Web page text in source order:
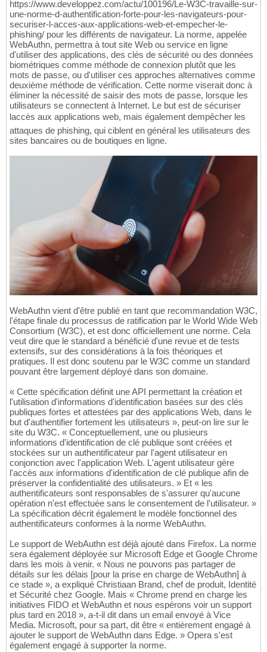
https://www.developpez.com/actu/100196/Le-W3C-travaille-sur-
une-norme-d-authentification-forte-pour-les-navigateurs-pour-
securiser-l-acces-aux-applications-web-et-empecher-le-
phishing/ pour les différents de navigateur. La norme, appelée
WebAuthn, permettra à tout site Web ou service en ligne
d'utiliser des applications, des clés de sécurité ou des données
biométriques comme méthode de connexion plutôt que les
mots de passe, ou d'utiliser ces approches alternatives comme
deuxième méthode de vérification. Cette norme viserait donc à
éliminer la nécessité de saisir des mots de passe, lorsque les
utilisateurs se connectent à Internet. Le but est de sécuriser
laccès aux applications web, mais également dempêcher les
attaques de phishing, qui ciblent en général les utilisateurs des
sites bancaires ou de boutiques en ligne.
WebAuthn vient d'être publié en tant que recommandation W3C,
l'étape finale du processus de ratification par le World Wide Web
Consortium (W3C), et est donc officiellement une norme. Cela
veut dire que le standard a bénéficié d'une revue et de tests
extensifs, sur des considérations à la fois théoriques et
pratiques. Il est donc soutenu par le W3C comme un standard
pouvant être largement déployé dans son domaine.
« Cette spécification définit une API permettant la création et
l'utilisation d'informations d'identification basées sur des clés
publiques fortes et attestées par des applications Web, dans le
but d'authentifier fortement les utilisateurs », peut-on lire sur le
site du W3C. « Conceptuellement, une ou plusieurs
informations d'identification de clé publique sont créées et
stockées sur un authentificateur par l'agent utilisateur en
conjonction avec l'application Web. L'agent utilisateur gère
l'accès aux informations d'identification de clé publique afin de
préserver la confidentialité des utilisateurs. » Et « les
authentificateurs sont responsables de s'assurer qu'aucune
opération n'est effectuée sans le consentement de l'utilisateur. »
La spécification décrit également le modèle fonctionnel des
authentificateurs conformes à la norme WebAuthn.
Le support de WebAuthn est déjà ajouté dans Firefox. La norme
sera également déployée sur Microsoft Edge et Google Chrome
dans les mois à venir. « Nous ne pouvons pas partager de
détails sur les délais [pour la prise en charge de WebAuthn] à
ce stade », a expliqué Christiaan Brand, chef de produit, Identité
et Sécurité chez Google. Mais « Chrome prend en charge les
initiatives FIDO et WebAuthn et nous espérons voir un support
plus tard en 2018 », a-t-il dit dans un email envoyé à Vice
Media. Microsoft, pour sa part, dit être « entièrement engagé à
ajouter le support de WebAuthn dans Edge. » Opera s'est
également engagé à supporter la norme.